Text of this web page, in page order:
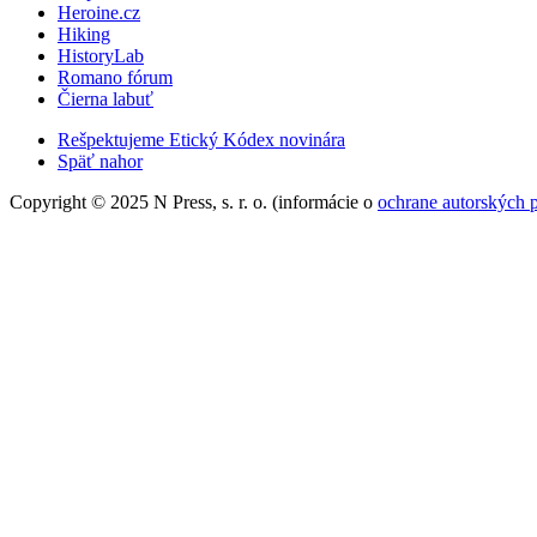
Heroine.cz
Hiking
HistoryLab
Romano fórum
Čierna labuť
Rešpektujeme Etický Kódex novinára
Späť nahor
Copyright © 2025 N Press, s. r. o. (informácie o ochrane autorských